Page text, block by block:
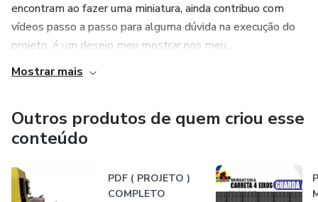
encontram ao fazer uma miniatura, ainda contribuo com
vídeos passo a passo para alguma dúvida na execução do
projeto. é um desejo meu mostrar nos meu...
Mostrar mais
Outros produtos de quem criou esse
conteúdo
PDF ( PROJETO )
COMPLETO